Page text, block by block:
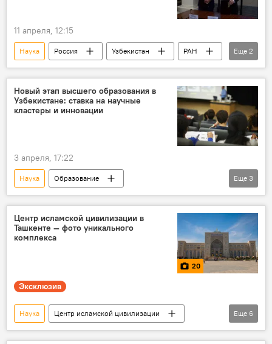
11 апреля, 12:15
Наука Россия Узбекистан
РАН
Урал
Академия наук Узбекистана
Еще 2
Новый этап высшего образования в
Узбекистане: ставка на научные
кластеры и инновации
3 апреля, 17:22
Наука
Образование
президент Узбекистана
вузы
Еще 3
Центр исламской цивилизации в
Ташкенте — фото уникального
комплекса
20
Эксклюзив
Наука
Центр исламской цивилизации
Ташкент
Узбекистан
Фото
Еще 6